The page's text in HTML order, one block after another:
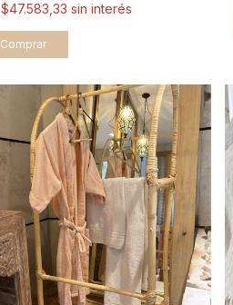
$47.583,33 sin interés
Comprar